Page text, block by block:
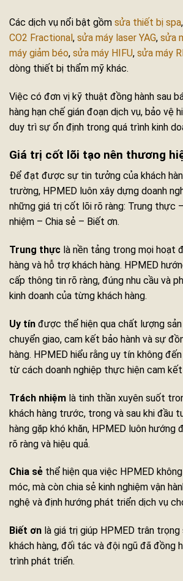
Các dịch vụ nổi bật gồm sửa thiết bị spa,
CO2 Fractional, sửa máy laser YAG, sửa
máy giảm béo, sửa máy HIFU, sửa máy
dòng thiết bị thẩm mỹ khác.
Việc có đơn vị kỹ thuật đồng hành sau
hàng hạn chế gián đoạn dịch vụ, bảo vệ
duy trì sự ổn định trong quá trình kinh
Giá trị cốt lõi tạo nên thương
Để đạt được sự tin tưởng của khách
trường, HPMED luôn xây dựng doanh
những giá trị cốt lõi rõ ràng: Trung thực
nhiệm – Chia sẻ – Biết ơn.
Trung thực là nền tảng trong mọi hoạt
hàng và hỗ trợ khách hàng. HPMED
cấp thông tin rõ ràng, đúng nhu cầu và
kinh doanh của từng khách hàng.
Uy tín được thể hiện qua chất lượng
chuyển giao, cam kết bảo hành và sự
hàng. HPMED hiểu rằng uy tín không
từ cách doanh nghiệp thực hiện cam kết
Trách nhiệm là tinh thần xuyên suốt
khách hàng trước, trong và sau khi đầu
hàng gặp khó khăn, HPMED luôn hướng
rõ ràng và hiệu quả.
Chia sẻ thể hiện qua việc HPMED
móc, mà còn chia sẻ kinh nghiệm vận
nghệ và định hướng phát triển dịch vụ
Biết ơn là giá trị giúp HPMED trân
khách hàng, đối tác và đội ngũ đã đồng
trình phát triển.